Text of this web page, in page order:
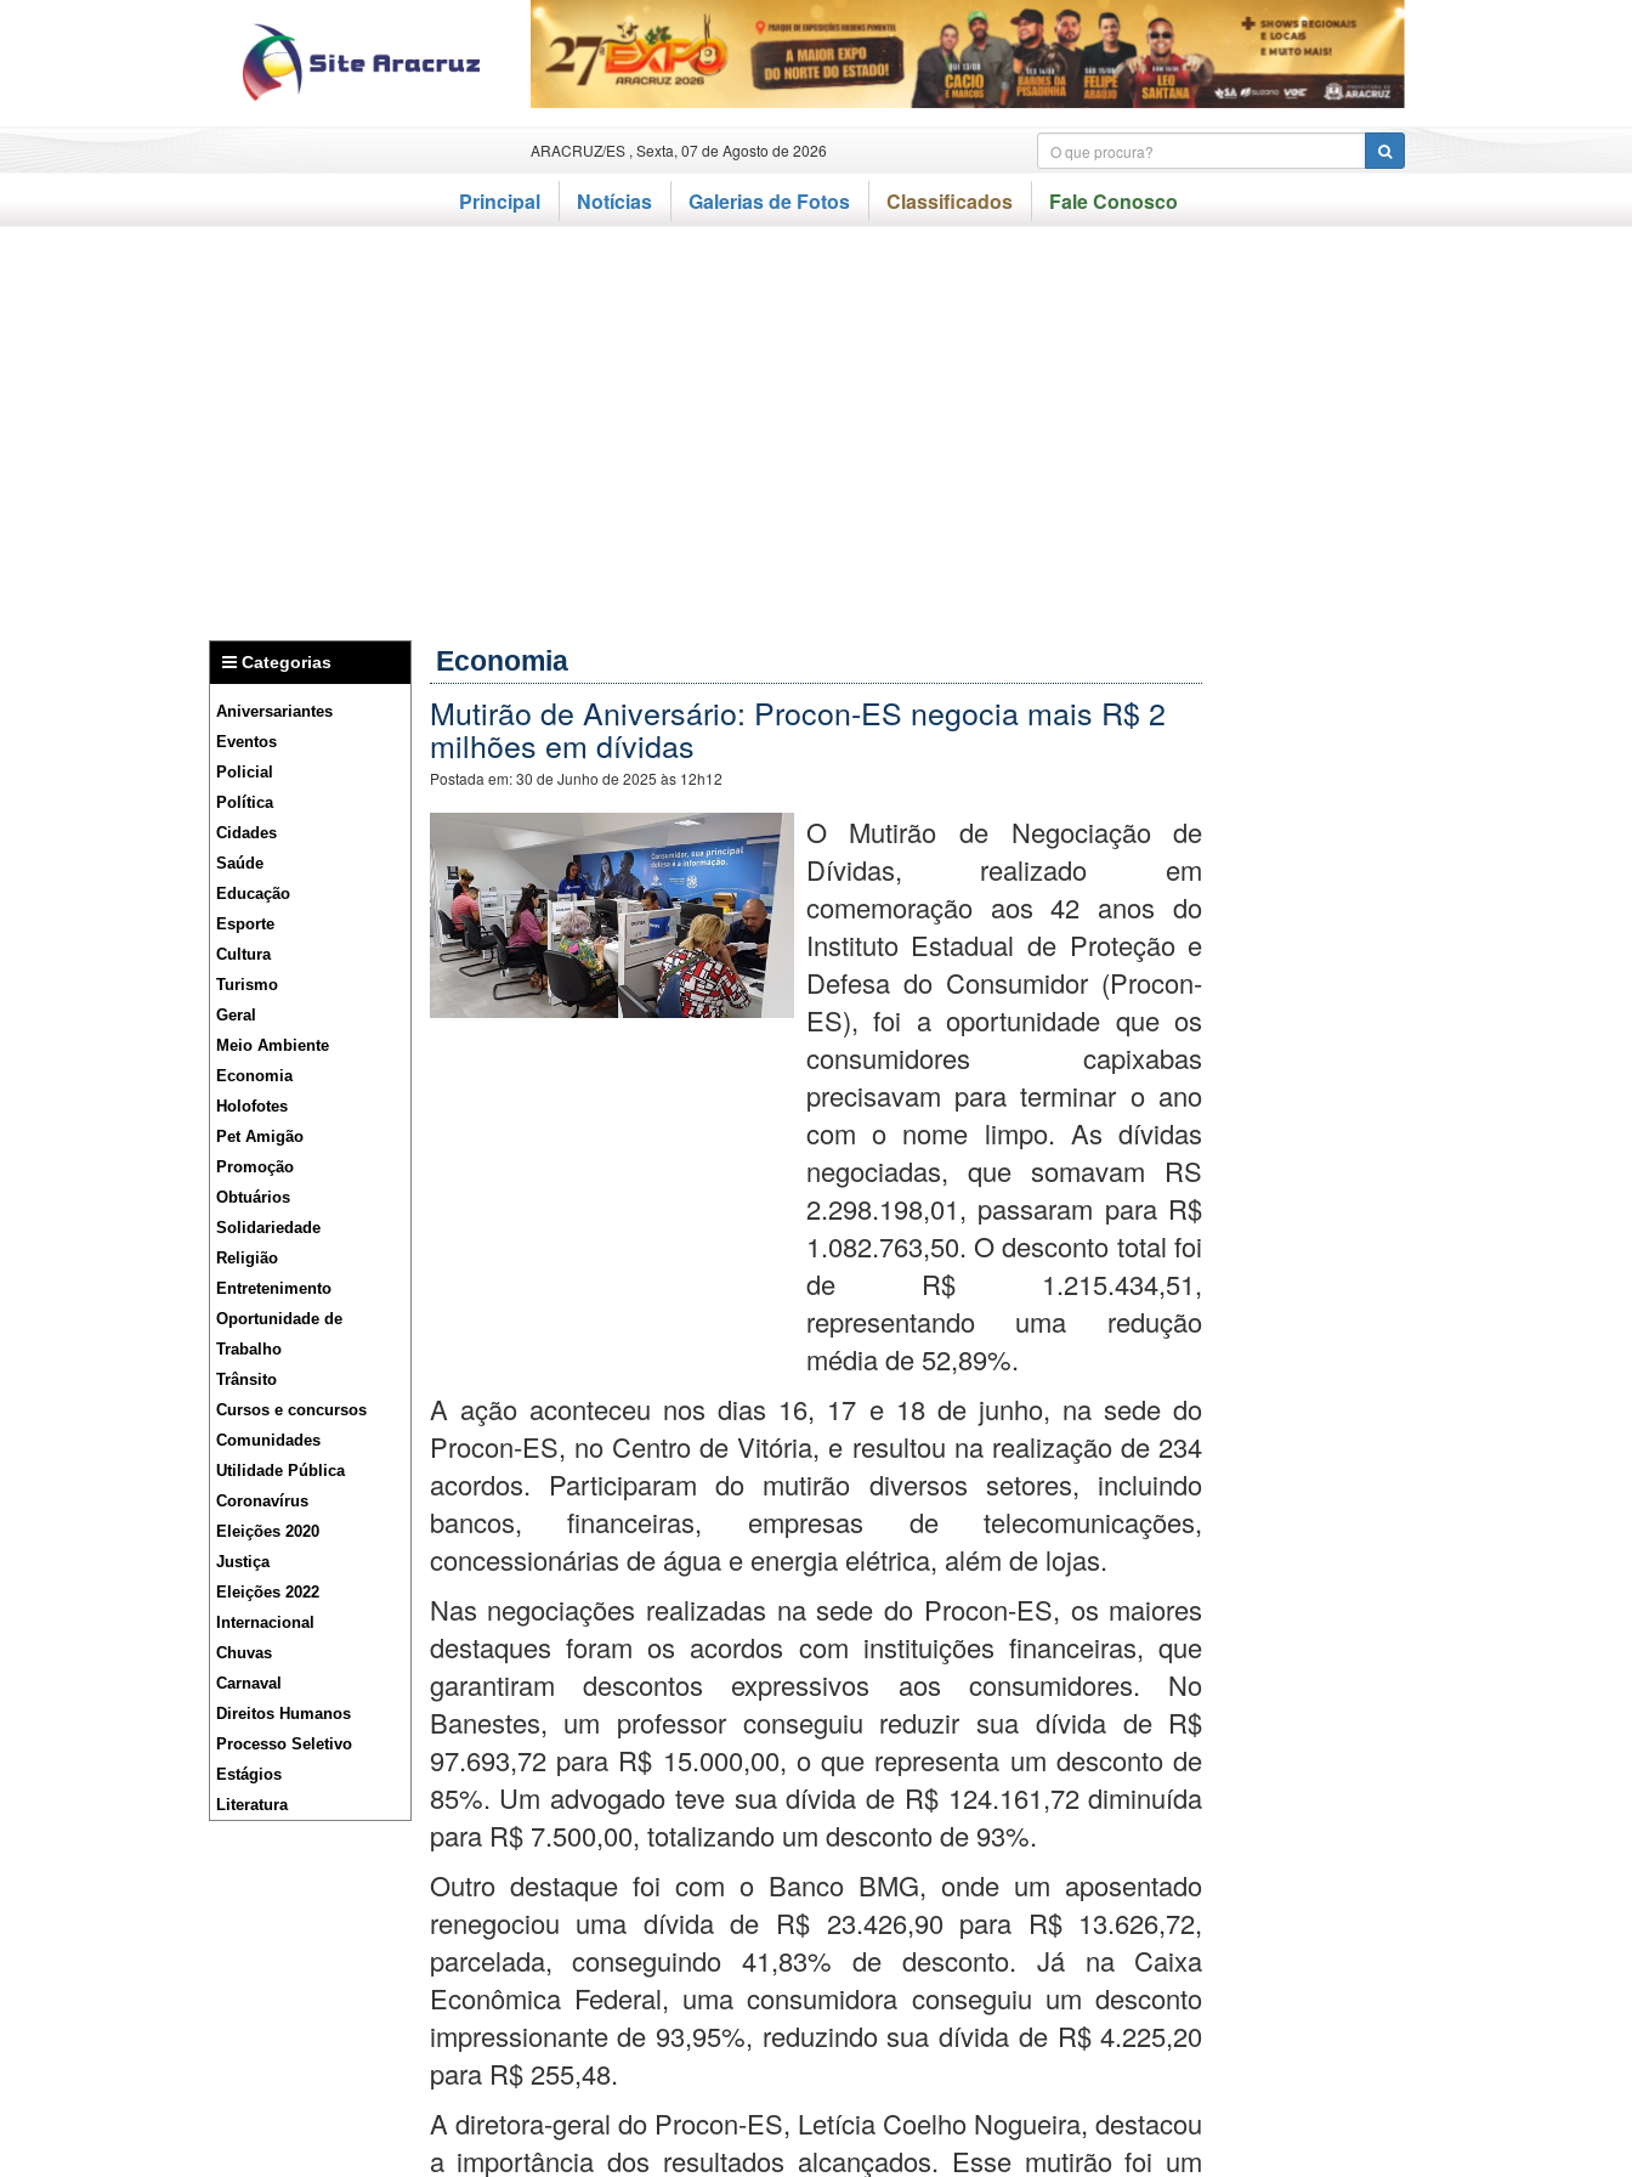
ARACRUZ/ES , Sexta, 07 de Agosto de 2026
Principal Notícias Galerias de Fotos Classificados Fale Conosco
Categorias
Aniversariantes
Eventos
Policial
Política
Cidades
Saúde
Educação
Esporte
Cultura
Turismo
Geral
Meio Ambiente
Economia
Holofotes
Pet Amigão
Promoção
Obtuários
Solidariedade
Religião
Entretenimento
Oportunidade de
Trabalho
Trânsito
Cursos e concursos
Comunidades
Utilidade Pública
Coronavírus
Eleições 2020
Justiça
Eleições 2022
Internacional
Chuvas
Carnaval
Direitos Humanos
Processo Seletivo
Estágios
Literatura
Economia
Mutirão de Aniversário: Procon-ES negocia mais R$ 2
milhões em dívidas
Postada em:30 de Junho de 2025 às 12h12
O Mutirão de Negociação de
Dívidas, realizado em
comemoração aos 42 anos do
Instituto Estadual de Proteção e
Defesa do Consumidor (Procon-
ES), foi a oportunidade que os
consumidores capixabas
precisavam para terminar o ano
com o nome limpo. As dívidas
negociadas, que somavam RS
2.298.198,01, passaram para R$
1.082.763,50. O desconto total foi
de R$ 1.215.434,51,
representando uma redução
média de 52,89%.
A ação aconteceu nos dias 16, 17 e 18 de junho, na sede do
Procon-ES, no Centro de Vitória, e resultou na realização de 234
acordos. Participaram do mutirão diversos setores, incluindo
bancos, financeiras, empresas de telecomunicações,
concessionárias de água e energia elétrica, além de lojas.
Nas negociações realizadas na sede do Procon-ES, os maiores
destaques foram os acordos com instituições financeiras, que
garantiram descontos expressivos aos consumidores. No
Banestes, um professor conseguiu reduzir sua dívida de R$
97.693,72 para R$ 15.000,00, o que representa um desconto de
85%. Um advogado teve sua dívida de R$ 124.161,72 diminuída
para R$ 7.500,00, totalizando um desconto de 93%.
Outro destaque foi com o Banco BMG, onde um aposentado
renegociou uma dívida de R$ 23.426,90 para R$ 13.626,72,
parcelada, conseguindo 41,83% de desconto. Já na Caixa
Econômica Federal, uma consumidora conseguiu um desconto
impressionante de 93,95%, reduzindo sua dívida de R$ 4.225,20
para R$ 255,48.
A diretora-geral do Procon-ES, Letícia Coelho Nogueira, destacou
a importância dos resultados alcançados. Esse mutirão foi um